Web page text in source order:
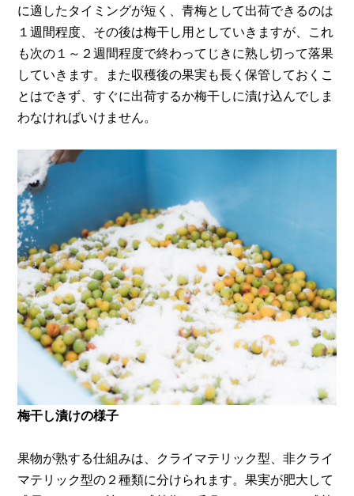
に適したタイミングが短く、青梅として出荷できるのは
１週間程度、その後は梅干し用としていきますが、これ
も次の１～２週間程度で終わってじきに熟し切って落果
していきます。また収穫後の果実も長く保管しておくこ
とはできず、すぐに出荷するか梅干しに漬け込んでしま
わなければいけません。
梅干し漬けの様子
果物が熟する仕組みは、クライマテリック型、非クライ
マテリック型の２種類に分けられます。果実が肥大して